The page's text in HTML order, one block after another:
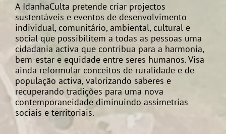
A IdanhaCulta pretende criar projectos
sustentáveis e eventos de desenvolvimento
individual, comunitário, ambiental, cultural e
social que possibilitem a todas as pessoas uma
cidadania activa que contribua para a harmonia,
bem-estar e equidade entre seres humanos. Visa
ainda reformular conceitos de ruralidade e de
população activa, valorizando saberes e
recuperando tradições para uma nova
contemporaneidade diminuindo assimetrias
sociais e territoriais.